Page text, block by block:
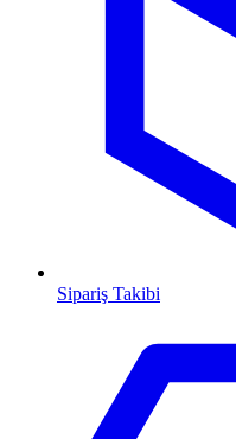
Sipariş Takibi